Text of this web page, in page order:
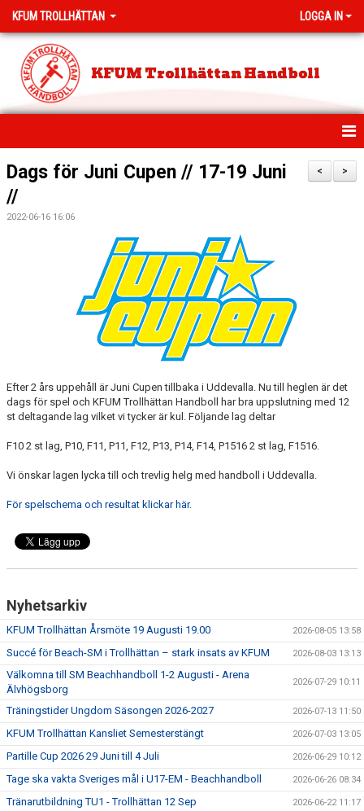
KFUM TROLLHÄTTAN LOGGA IN
KFUM Trollhättan Handboll
HEM
NYHETER
PROVA PÅ HANDBOLL
HEMMAMATCHER
BILDGALLERI
MATCHER
BLI MEDLEM
FÖRSÄKRING HANDBOLL
SPONSORPAKET
STYRELSEN
>
<
Dags för Juni Cupen // 17-19 Juni
//
2022-06-16 16:06
Efter 2 års uppehåll är Juni Cupen tillbaka i Uddevalla. Nu till heglen är det
dags för spel och KFUM Trollhättan Handboll har bra uppslutning med 12
st deltagande lag vilket vi tycker är kul. Följande lag deltar
F10 2 st lag, P10, F11, P11, F12, P13, P14, F14, P1516 2 st lag, F1516.
Vi önskar lagen lycka till och trevlig helg med handboll i Uddevalla.
För spelschema och resultat klickar här.
Nyhetsarkiv
KFUM Trollhättan Årsmöte 19 Augusti 19.00 2026-08-05 13:58
Succé för Beach-SM i Trollhättan – stark insats av KFUM 2026-08-03 13:13
Välkomna till SM Beachhandboll 1-2 Augusti - Arena
Älvhögsborg
2026-07-29 10:11
Träningstider Ungdom Säsongen 2026-2027 2026-07-13 11:50
KFUM Trollhättan Kansliet Semesterstängt 2026-07-03 13:05
Partille Cup 2026 29 Juni till 4 Juli 2026-06-29 10:12
Tage ska vakta Sveriges mål i U17-EM - Beachhandboll 2026-06-26 08:34
Tränarutbildning TU1 - Trollhättan 12 Sep 2026-06-22 11:17